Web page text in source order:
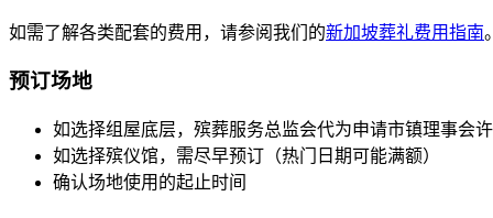
如需了解各类配套的费用，请参阅我们的新加坡葬礼费用指南
预订场地
如选择组屋底层，殡葬服务总监会代为申请市镇理事会
如选择殡仪馆，需尽早预订（热门日期可能满额）
确认场地使用的起止时间